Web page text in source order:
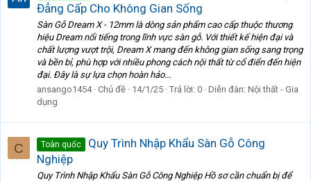
Đẳng Cấp Cho Không Gian Sống
Sàn Gỗ Dream X - 12mm là dòng sản phẩm cao cấp thuộc thương
hiệu Dream nổi tiếng trong lĩnh vực sàn gỗ. Với thiết kế hiện đại và
chất lượng vượt trội, Dream X mang đến không gian sống sang trọng
và bền bỉ, phù hợp với nhiều phong cách nội thất từ cổ điển đến hiện
đại. Đây là sự lựa chọn hoàn hảo...
ansango1454 Chủ đề 14/1/25 Trả lời: 0 Diễn đàn: Nội thất - Gia
dụng
C Toàn quốc
Quy Trình Nhập Khẩu Sàn Gỗ Công
Nghiệp
Quy Trình Nhập Khẩu Sàn Gỗ Công Nghiệp Hồ sơ cần chuẩn bị để